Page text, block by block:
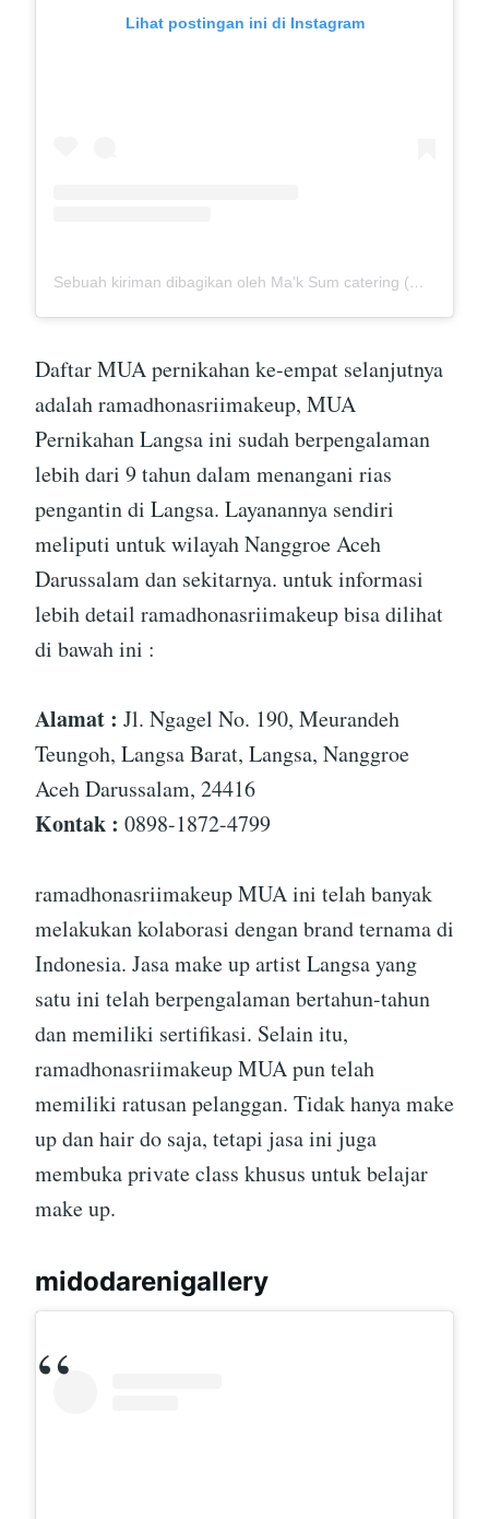
Lihat postingan ini di Instagram
Sebuah kiriman dibagikan oleh Ma'k Sum catering (@mak_sumcatering)
Daftar MUA pernikahan ke-empat selanjutnya
adalah ramadhonasriimakeup, MUA
Pernikahan Langsa ini sudah berpengalaman
lebih dari 9 tahun dalam menangani rias
pengantin di Langsa. Layanannya sendiri
meliputi untuk wilayah Nanggroe Aceh
Darussalam dan sekitarnya. untuk informasi
lebih detail ramadhonasriimakeup bisa dilihat
di bawah ini :
Alamat : Jl. Ngagel No. 190, Meurandeh
Teungoh, Langsa Barat, Langsa, Nanggroe
Aceh Darussalam, 24416
Kontak : 0898-1872-4799
ramadhonasriimakeup MUA ini telah banyak
melakukan kolaborasi dengan brand ternama di
Indonesia. Jasa make up artist Langsa yang
satu ini telah berpengalaman bertahun-tahun
dan memiliki sertifikasi. Selain itu,
ramadhonasriimakeup MUA pun telah
memiliki ratusan pelanggan. Tidak hanya make
up dan hair do saja, tetapi jasa ini juga
membuka private class khusus untuk belajar
make up.
midodarenigallery